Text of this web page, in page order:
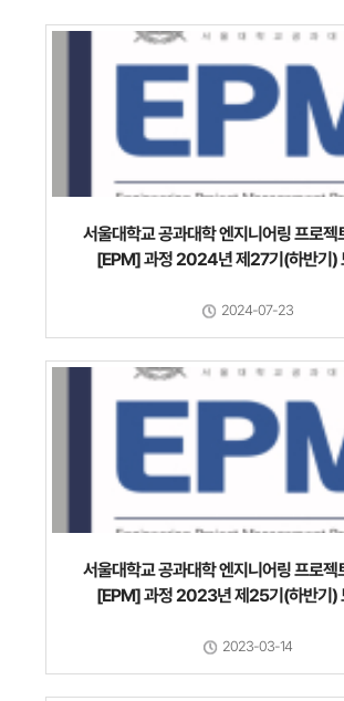
서울대학교 공과대학 엔지니어링 프로젝
[EPM] 과정 2024년 제27기(하반기)
2024-07-23
서울대학교 공과대학 엔지니어링 프로젝
[EPM] 과정 2023년 제25기(하반기)
2023-03-14